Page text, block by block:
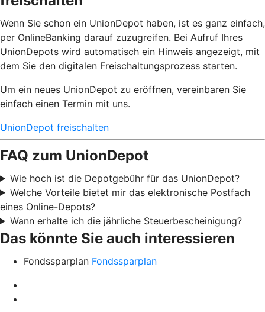
Wenn Sie schon ein UnionDepot haben, ist es ganz einfach,
per OnlineBanking darauf zuzugreifen. Bei Aufruf Ihres
UnionDepots wird automatisch ein Hinweis angezeigt, mit
dem Sie den digitalen Freischaltungsprozess starten.
Um ein neues UnionDepot zu eröffnen, vereinbaren Sie
einfach einen Termin mit uns.
UnionDepot freischalten
FAQ zum UnionDepot
Wie hoch ist die Depotgebühr für das UnionDepot?
Welche Vorteile bietet mir das elektronische Postfach
eines Online-Depots?
Wann erhalte ich die jährliche Steuerbescheinigung?
Das könnte Sie auch interessieren
Fondssparplan Fondssparplan